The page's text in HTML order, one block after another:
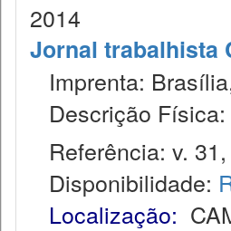
2014
Jornal trabalhista
Imprenta:
Descrição Física:
Referência: v.
Disponibilidade:
Localização: